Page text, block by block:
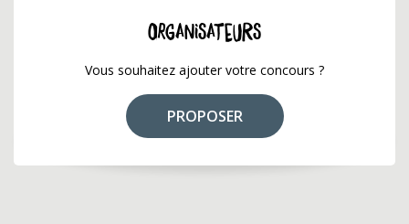
ORGANISATEURS
Vous souhaitez ajouter votre concours ?
PROPOSER